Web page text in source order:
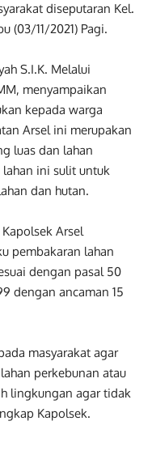
diseputaran Kel.
(03/11/2021) Pagi.
S.I.K. Melalui
menyampaikan
kepada warga
Arsel ini merupakan
luas dan lahan
ini sulit untuk
dan hutan.
Arsel
pembakaran lahan
dengan pasal 50
dengan ancaman 15
masyarakat agar
perkebunan atau
lingkungan agar tidak
Kapolsek.